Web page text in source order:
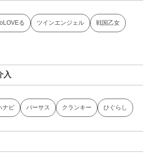
る ツインエンジェル 戦国乙女
入
ナビ バーサス クランキー ひぐらし